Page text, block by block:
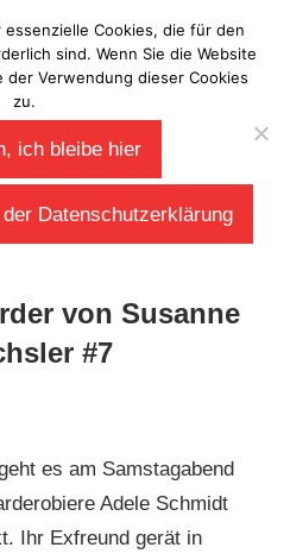
Laberladen
von Susanne
#7
es am Samstagabend
Adele Schmidt
Ihr Exfreund gerät in
Cookies, die für den
sind. Wenn Sie die Website
Verwendung dieser Cookies
zu.
ich bleibe hier
Datenschutzerklärung